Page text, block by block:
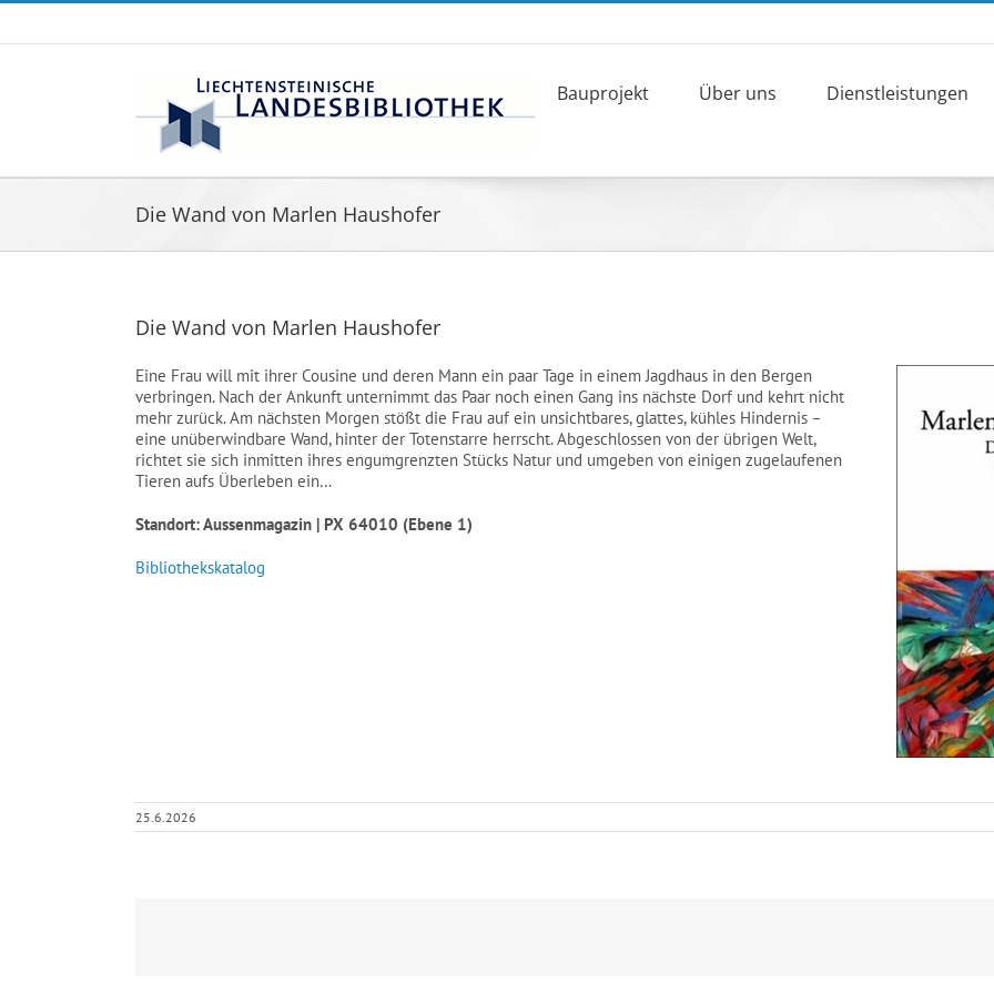
Zum
springen
Bauprojekt Über uns Dienstleistungen
Die Wand von Marlen Haushofer
Die Wand von Marlen Haushofer
Eine Frau will mit ihrer Cousine und deren Mann ein paar Tage in einem Jagdhaus in den Bergen
verbringen. Nach der Ankunft unternimmt das Paar noch einen Gang ins nächste Dorf und kehrt nicht
mehr zurück. Am nächsten Morgen stößt die Frau auf ein unsichtbares, glattes, kühles Hindernis –
eine unüberwindbare Wand, hinter der Totenstarre herrscht. Abgeschlossen von der übrigen Welt,
richtet sie sich inmitten ihres engumgrenzten Stücks Natur und umgeben von einigen zugelaufenen
Tieren aufs Überleben ein…
Standort: Aussenmagazin | PX 64010 (Ebene 1)
Bibliothekskatalog
25.6.2026